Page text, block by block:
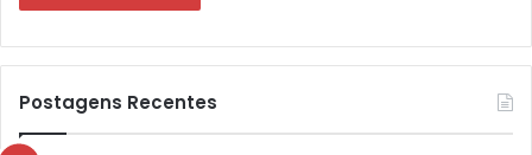
Postagens Recentes